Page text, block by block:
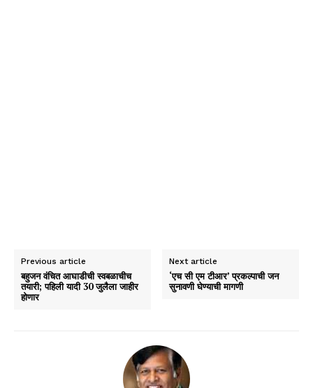
Previous article
बहुजन वंचित आघाडीची स्वबळाचीच
तयारी; पहिली यादी 30 जुलैला जाहीर
होणार
Next article
‘एच सी एम टीआर’ प्रकल्पाची जन
सुनावणी घेण्याची मागणी